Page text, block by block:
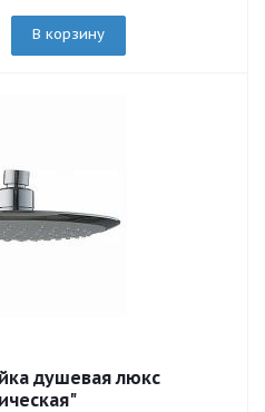
В корзину
душевая люкс